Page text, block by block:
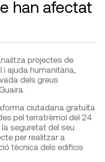
han afectat
projectes de
ajuda humanitària,
dels greus
ciutadana gratuïta
pel terratrèmol del 24
seguretat del seu
per realitzar a
tècnica dels edificis